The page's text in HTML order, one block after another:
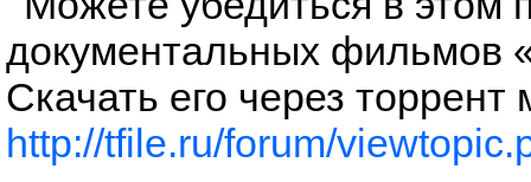
документальных фильмов
Скачать его через торрент
http://tfile.ru/forum/